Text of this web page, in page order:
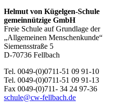
Helmut von Kügelgen-Schule
gemeinnützige GmbH
Freie Schule auf Grundlage der
„Allgemeinen Menschenkunde“
Siemensstraße 5
D-70736 Fellbach
Tel. 0049-(0)0711-51 09 91-10
Tel. 0049-(0)0711-51 09 91-13
Fax 0049-(0)711- 34 24 97-36
schule@cw-fellbach.de